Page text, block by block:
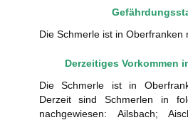
Die Schmerle ist in Oberfranken
Derzeitiges Vorkommen
Die Schmerle ist in
Derzeit sind Schmerlen in
nachgewiesen: Ailsbach;